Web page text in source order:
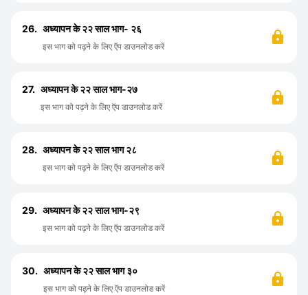
26. अध्यापन के २२ साल भाग- २६
इस भाग को पढ़ने के लिए ऍप डाउनलोड करें
27. अध्यापन के २२ साल भाग-२७
इस भाग को पढ़ने के लिए ऍप डाउनलोड करें
28. अध्यापन के २२ साल भाग २८
इस भाग को पढ़ने के लिए ऍप डाउनलोड करें
29. अध्यापन के २२ साल भाग-२९
इस भाग को पढ़ने के लिए ऍप डाउनलोड करें
30. अध्यापन के २२ साल भाग ३०
इस भाग को पढ़ने के लिए ऍप डाउनलोड करें